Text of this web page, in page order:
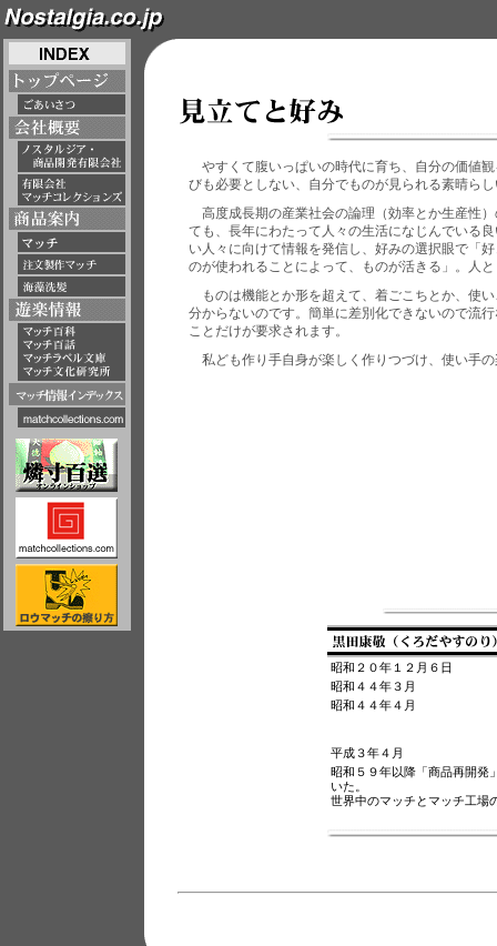
やすくて腹いっぱいの時代に育ち、自分の価値
びも必要としない、自分でものが見られる素晴ら
高度成長期の産業社会の論理（効率とか生産性
ても、長年にわたって人々の生活になじんでいる
い人々に向けて情報を発信し、好みの選択眼で「
のが使われることによって、ものが活きる」。人
ものは機能とか形を超えて、着ごこちとか、使
分からないのです。簡単に差別化できないので流
ことだけが要求されます。
私ども作り手自身が楽しく作りつづけ、使い手
昭和２０年１２月６日
昭和４４年３月
昭和４４年４月
平成３年４月
昭和５９年以降「商品再開発
いた。
世界中のマッチとマッチ工場